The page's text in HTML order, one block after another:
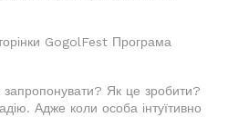
GogolFest Програма
Як це зробити?
Адже коли особа інтуїтивно